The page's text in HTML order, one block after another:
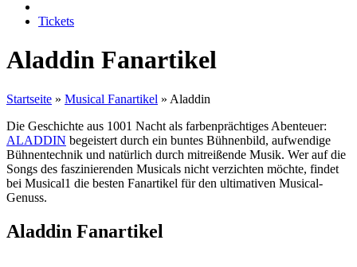
Tickets
Aladdin Fanartikel
Startseite » Musical Fanartikel » Aladdin
Die Geschichte aus 1001 Nacht als farbenprächtiges Abenteuer:
ALADDIN begeistert durch ein buntes Bühnenbild, aufwendige
Bühnentechnik und natürlich durch mitreißende Musik. Wer auf die
Songs des faszinierenden Musicals nicht verzichten möchte, findet
bei Musical1 die besten Fanartikel für den ultimativen Musical-
Genuss.
Aladdin Fanartikel